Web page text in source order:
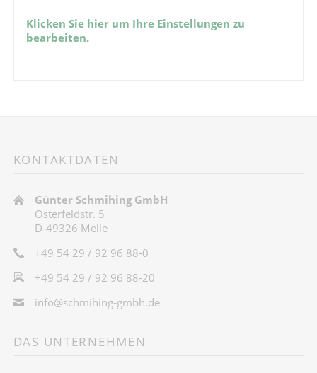
Klicken Sie hier um Ihre Einstellungen zu
bearbeiten.
KONTAKTDATEN
Günter Schmihing GmbH
Osterfeldstr. 5
D-49326 Melle
+49 54 29 / 92 96 88-0
+49 54 29 / 92 96 88-20
info@schmihing-gmbh.de
DAS UNTERNEHMEN